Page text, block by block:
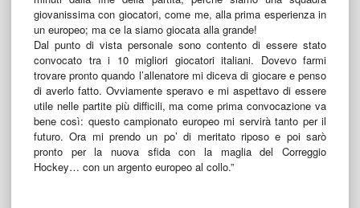
giovanissima con giocatori, come me, alla prima esperienza in
un europeo; ma ce la siamo giocata alla grande!
Dal punto di vista personale sono contento di essere stato
convocato tra i 10 migliori giocatori italiani. Dovevo farmi
trovare pronto quando l’allenatore mi diceva di giocare e penso
di averlo fatto. Ovviamente speravo e mi aspettavo di essere
utile nelle partite più difficili, ma come prima convocazione va
bene così: questo campionato europeo mi servirà tanto per il
futuro. Ora mi prendo un po’ di meritato riposo e poi sarò
pronto per la nuova sfida con la maglia del Correggio
Hockey… con un argento europeo al collo.”